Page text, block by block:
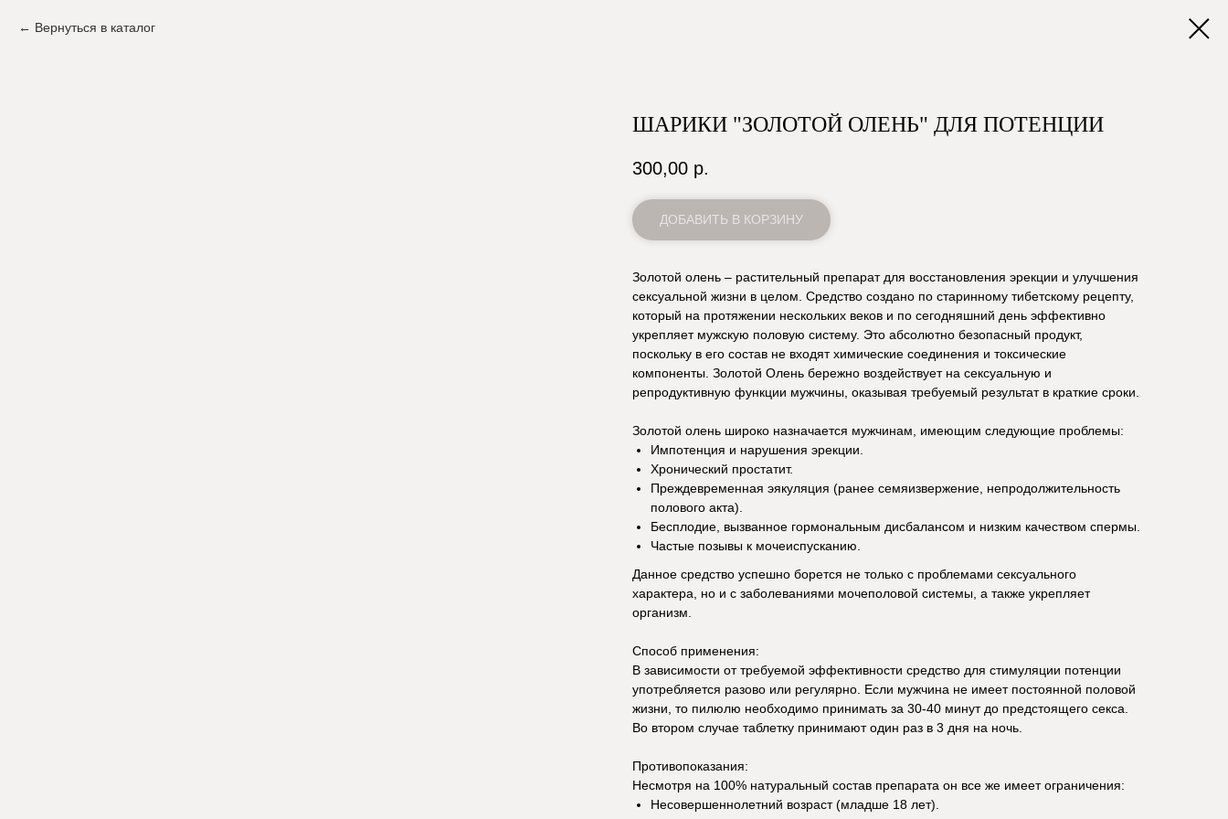
Вернуться в каталог
ШАРИКИ "ЗОЛОТОЙ ОЛЕНЬ" ДЛЯ ПОТЕНЦИИ
300,00 р.
ДОБАВИТЬ В КОРЗИНУ
Золотой олень – растительный препарат для восстановления эрекции и улучшения
сексуальной жизни в целом. Средство создано по старинному тибетскому рецепту,
который на протяжении нескольких веков и по сегодняшний день эффективно
укрепляет мужскую половую систему. Это абсолютно безопасный продукт,
поскольку в его состав не входят химические соединения и токсические
компоненты. Золотой Олень бережно воздействует на сексуальную и
репродуктивную функции мужчины, оказывая требуемый результат в краткие сроки.
Золотой олень широко назначается мужчинам, имеющим следующие проблемы:
Импотенция и нарушения эрекции.
Хронический простатит.
Преждевременная эякуляция (ранее семяизвержение, непродолжительность
полового акта).
Бесплодие, вызванное гормональным дисбалансом и низким качеством спермы.
Частые позывы к мочеиспусканию.
Данное средство успешно борется не только с проблемами сексуального
характера, но и с заболеваниями мочеполовой системы, а также укрепляет
организм.
Способ применения:
В зависимости от требуемой эффективности средство для стимуляции потенции
употребляется разово или регулярно. Если мужчина не имеет постоянной половой
жизни, то пилюлю необходимо принимать за 30-40 минут до предстоящего секса.
Во втором случае таблетку принимают один раз в 3 дня на ночь.
Противопоказания:
Несмотря на 100% натуральный состав препарата он все же имеет ограничения:
Несовершеннолетний возраст (младше 18 лет).